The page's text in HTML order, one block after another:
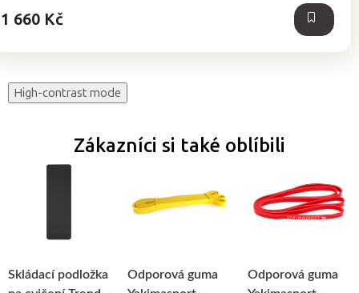
1 660 Kč
High-contrast mode
Zákazníci si také oblíbili
Skládací podložka
Odporová guma
Odporová guma